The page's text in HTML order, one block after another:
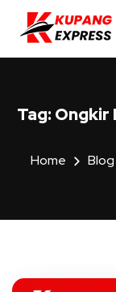
Tag: Ongkir
Home Blog